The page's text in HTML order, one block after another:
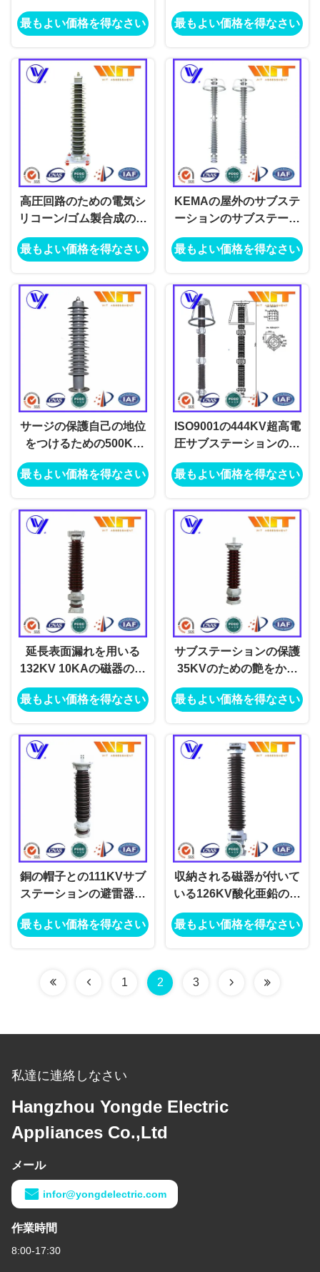
の合成の酸化亜鉛の避雷
器
最もよい価格を得なさい
ための陶磁器の収容の金
属酸化物の避雷器
最もよい価格を得なさい
高圧回路のための電気シ
リコーン/ゴム製合成の酸
化亜鉛の避雷器
最もよい価格を得なさい
KEMAの屋外のサブステ
ーションのサブステーシ
ョンの避雷器220kV、ブ
ラウン/灰色色
最もよい価格を得なさい
サージの保護自己の地位
をつけるための500KV
HVのサブステーションの
避雷器
最もよい価格を得なさい
ISO9001の444KV超高電
圧サブステーションの避
雷器は証明した
最もよい価格を得なさい
延長表面漏れを用いる
132KV 10KAの磁器のサ
ブステーションの避雷器
最もよい価格を得なさい
サブステーションの保護
35KVのための艶をかけ
られたシリコーンMOA電
光サージの防止装置
最もよい価格を得なさい
銅の帽子との111KVサブ
ステーションの避雷器の
単一フェーズ
最もよい価格を得なさい
収納される磁器が付いて
いる126KV酸化亜鉛の動
力火車のサブステーショ
ンの防止装置電光ダイバ
最もよい価格を得なさい
1 2 3
私達に連絡しなさい
Hangzhou Yongde Electric
Appliances Co.,Ltd
メール
infor@yongdelectric.com
作業時間
8:00-17:30